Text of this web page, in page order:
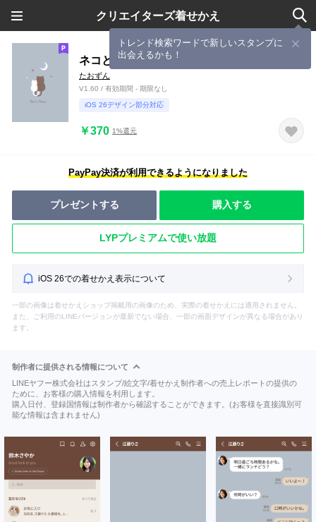
クリエイターズ着せかえ
トレンド検索ワードで新しいスタンプに
出会えるかも！
ネコと月. ブルーベージュ。
たおずん
V1.60 / 有効期間 - 期限なし
iOS 26デザイン部分対応
￥370 1%還元
PayPay決済が利用できるようになりました
プレゼントする 購入する
LYPプレミアムで使い放題
iOS 26での着せかえ表示について
一部の画像は着せかえショップ掲載用の画像のため、実際の着せかえには適用されません。
また、ご利用のLINEバージョンが最新でない場合、一部の画面デザインが異なる場合があり
ます。
制作者に提供される情報について
LINEヤフー株式会社はスタンプ/絵文字/着せかえ制作者への売上レポートの提供の
ために、お客様の購入情報を利用します。
購入日付、登録国情報は制作者から確認することができます。(お客様を直接識別可
能な情報は含まれません)